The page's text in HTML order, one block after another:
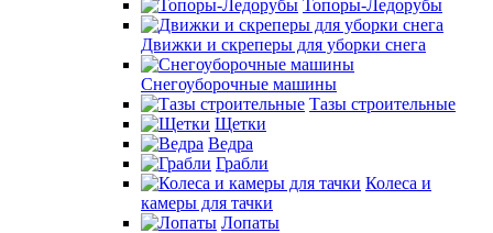
Топоры-Ледорубы
Движки и скреперы для уборки снега
Снегоуборочные машины
Тазы строительные
Щетки
Ведра
Грабли
Колеса и
камеры для тачки
Лопаты